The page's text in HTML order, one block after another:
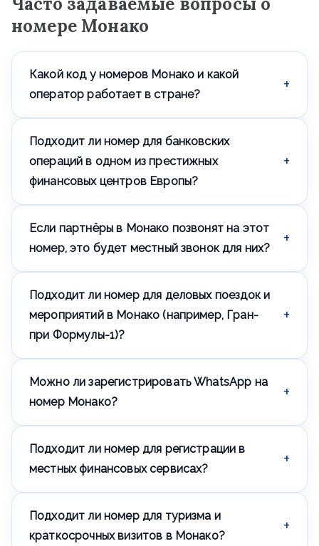
номере Монако
Какой код у номеров Монако и какой
оператор работает в стране?
оператор — Monaco Telecom, обеспечивающий
связь на всей территории княжества.
Подходит ли номер для банковских
операций в одном из престижных
финансовых центров Европы?
деловых и финансовых центров Европы, и местный
номер часто требуется для взаимодействия с
Если партнёры в Монако позвонят на этот
номер, это будет местный звонок для них?
внутренний вызов на номер +377 по местному
тарифу, а не международный.
Подходит ли номер для деловых поездок и
мероприятий в Монако (например, Гран-
при Формулы-1)?
связи во время деловых поездок и участия в
крупных мероприятиях вроде Гран-при Монако без
Можно ли зарегистрировать WhatsApp на
номер Монако?
других мессенджеров.
Подходит ли номер для регистрации в
местных финансовых сервисах?
финансовых сервисах и учреждениях Монако,
которые запрашивают номер именно с местным
Подходит ли номер для туризма и
краткосрочных визитов в Монако?